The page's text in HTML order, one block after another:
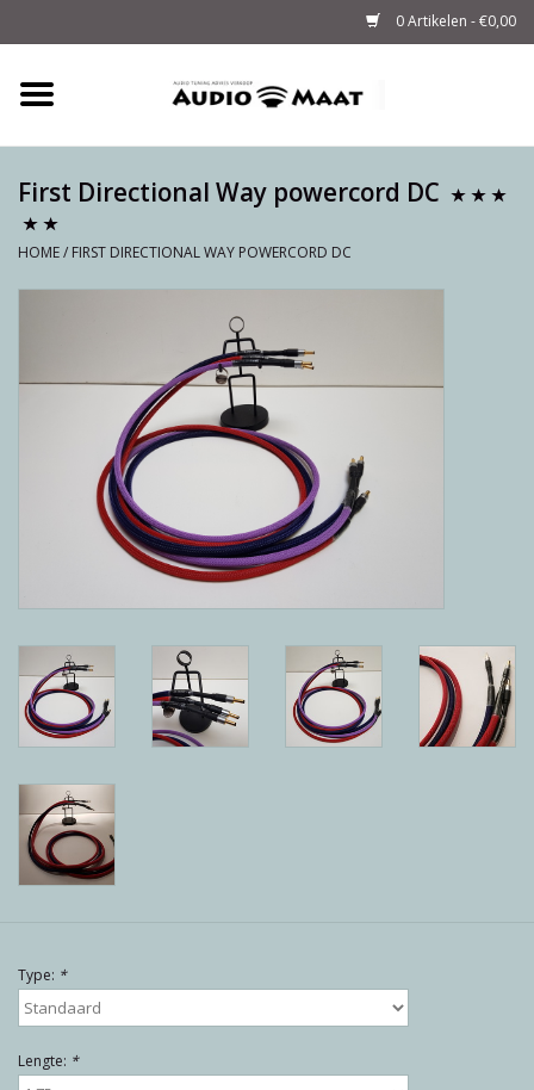
0 Artikelen - €0,00
Tuning
M-WAY Cables &
Blog
Merken
First Directional Way powercord DC
HOME/ FIRST DIRECTIONAL WAY POWERCORD DC
Type: *
Lengte: *